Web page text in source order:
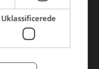
Uklassificerede